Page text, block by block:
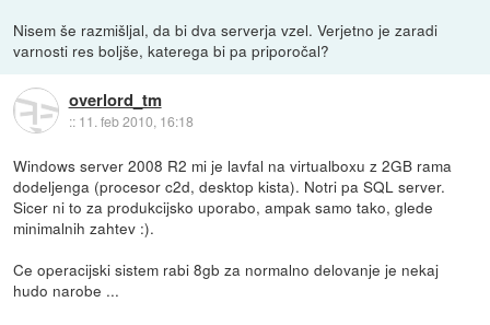
Nisem še razmišljal, da bi dva serverja vzel. Verjetno je zaradi
varnosti res boljše, katerega bi pa priporočal?
overlord_tm
:: 11. feb 2010, 16:18
Windows server 2008 R2 mi je lavfal na virtualboxu z 2GB rama
dodeljenga (procesor c2d, desktop kista). Notri pa SQL server.
Sicer ni to za produkcijsko uporabo, ampak samo tako, glede
minimalnih zahtev :).
Ce operacijski sistem rabi 8gb za normalno delovanje je nekaj
hudo narobe ...